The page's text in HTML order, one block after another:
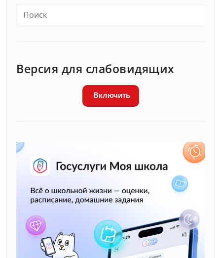
Версия для слабовидящих
Включить